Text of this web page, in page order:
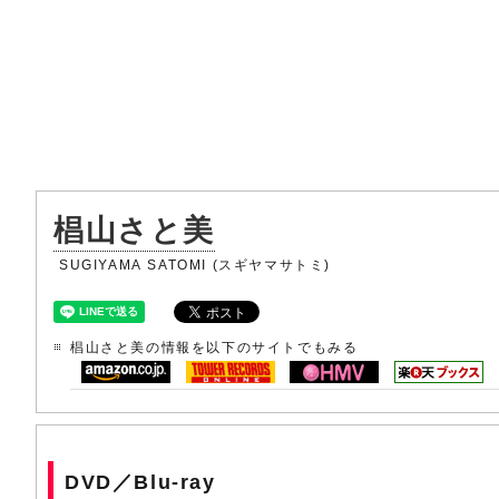
椙山さと美
SUGIYAMA SATOMI (スギヤマサトミ)
椙山さと美の情報を以下のサイトでもみる
DVD／Blu-ray